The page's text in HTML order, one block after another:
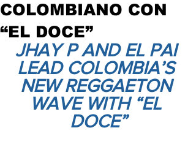
COLOMBIANO CON
“EL DOCE”
JHAY P AND EL PAI
LEAD COLOMBIA’S
NEW REGGAETON
WAVE WITH “EL
DOCE”